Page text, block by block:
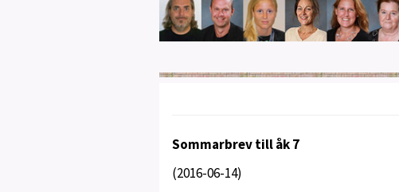
Sommarbrev till åk 7
(2016-06-14)